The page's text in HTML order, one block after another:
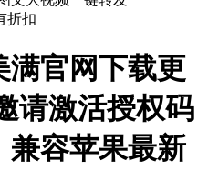
折扣
满官网下载更
请激活授权码
兼容苹果最新